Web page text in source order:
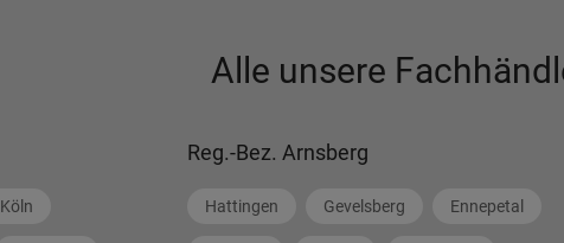
Alle unsere
Köln
Reg.-Bez. Arnsberg
Hattingen Gevelsberg Ennepetal